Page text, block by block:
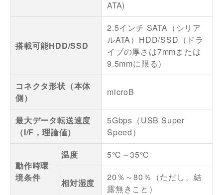
ATA)
搭載可能HDD/SSD
2.5インチ SATA（シリア
ルATA）HDD/SSD（ドラ
イブの厚さは7mmまたは
9.5mmに限る）
コネクタ形状（本体
側）
microB
最大データ転送速度
（I/F，理論値）
5Gbps（USB Super
Speed）
動作時環
境条件
温度 5℃～35℃
相対湿度
20％～80％（ただし、結
露無きこと）